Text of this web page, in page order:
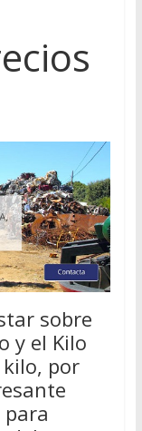
sobre
y el Kilo
kilo, por